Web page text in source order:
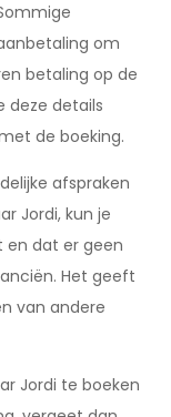
om
betaling op de
deze details
de boeking.
afspraken
Jordi, kun je
en dat er geen
Het geeft
van andere
Jordi te boeken